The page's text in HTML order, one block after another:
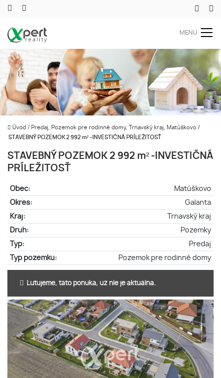
MENU
Úvod / Predaj, Pozemok pre rodinné domy, Trnavský kraj, Matúškovo /
STAVEBNÝ POZEMOK 2 992 m² -INVESTIČNÁ PRÍLEŽITOSŤ
STAVEBNÝ POZEMOK 2 992 m² -INVESTIČNÁ
PRÍLEŽITOSŤ
Obec:
Matúškovo
Okres:
Galanta
Kraj:
Trnavský kraj
Druh:
Pozemky
Typ:
Predaj
Typ pozemku:
Pozemok pre rodinné domy
Ľutujeme, táto ponuka, už nie je aktuálna.